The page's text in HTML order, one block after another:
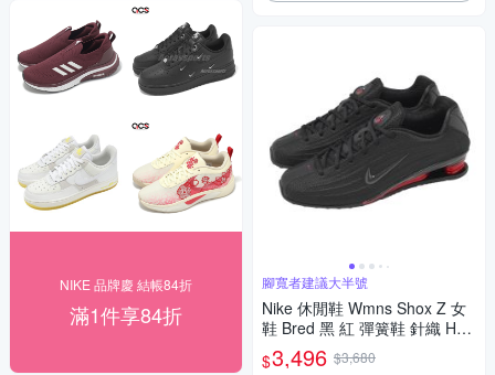
NIKE 品牌慶 結帳84折
滿1件享84折
腳寬者建議大半號
Nike 休閒鞋 Wmns Shox Z 女
鞋 Bred 黑 紅 彈簧鞋 針織 HQ
7540-002
$3,496 $3,680